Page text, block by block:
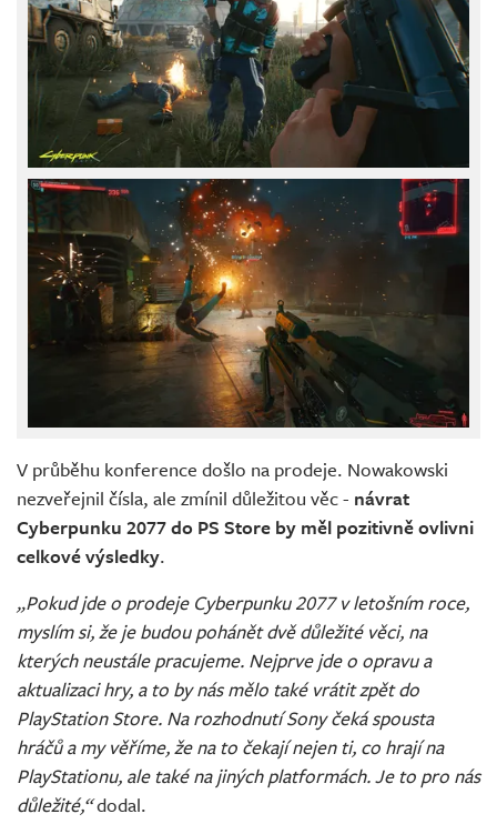
V průběhu konference došlo na prodeje. Nowakowski
nezveřejnil čísla, ale zmínil důležitou věc - návrat
Cyberpunku 2077 do PS Store by měl pozitivně ovlivni
celkové výsledky.
„Pokud jde o prodeje Cyberpunku 2077 v letošním roce,
myslím si, že je budou pohánět dvě důležité věci, na
kterých neustále pracujeme. Nejprve jde o opravu a
aktualizaci hry, a to by nás mělo také vrátit zpět do
PlayStation Store. Na rozhodnutí Sony čeká spousta
hráčů a my věříme, že na to čekají nejen ti, co hrají na
PlayStationu, ale také na jiných platformách. Je to pro nás
důležité,“dodal.